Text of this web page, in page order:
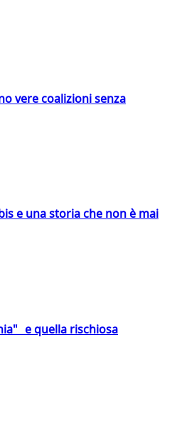
vere coalizioni senza
e una storia che non è mai
e quella rischiosa